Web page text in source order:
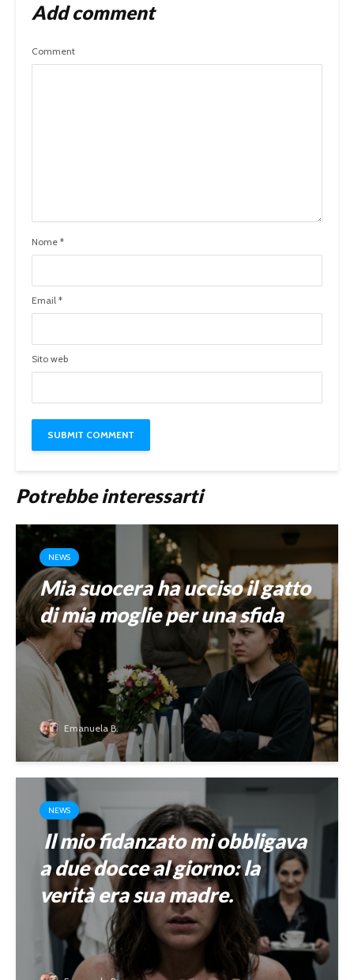
Add comment
Comment
Nome *
Email *
Sito web
Potrebbe interessarti
NEWS
Mia suocera ha ucciso il gatto
di mia moglie per una sfida
Emanuela B.
NEWS
Il mio fidanzato mi obbligava
a due docce al giorno: la
verità era sua madre.